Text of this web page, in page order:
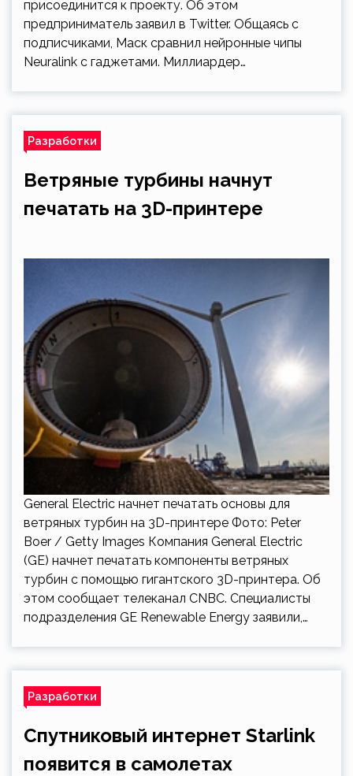
присоединится к проекту. Об этом
предприниматель заявил в Twitter. Общаясь с
подписчиками, Маск сравнил нейронные чипы
Neuralink с гаджетами. Миллиардер…
Разработки
Ветряные турбины начнут
печатать на 3D-принтере
General Electric начнет печатать основы для
ветряных турбин на 3D-принтере Фото: Peter
Boer / Getty Images Компания General Electric
(GE) начнет печатать компоненты ветряных
турбин с помощью гигантского 3D-принтера. Об
этом сообщает телеканал CNBC. Специалисты
подразделения GE Renewable Energy заявили,…
Разработки
Спутниковый интернет Starlink
появится в самолетах